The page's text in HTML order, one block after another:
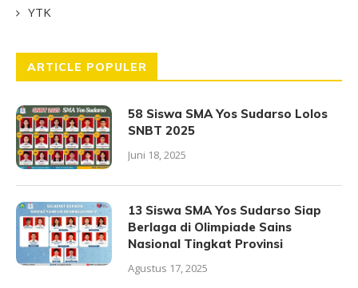
YTK
ARTICLE POPULER
58 Siswa SMA Yos Sudarso Lolos
SNBT 2025
Juni 18, 2025
13 Siswa SMA Yos Sudarso Siap
Berlaga di Olimpiade Sains
Nasional Tingkat Provinsi
Agustus 17, 2025